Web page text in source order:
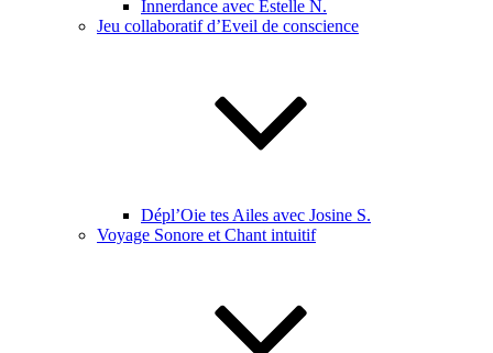
Innerdance avec Estelle N.
Jeu collaboratif d’Eveil de conscience
Dépl’Oie tes Ailes avec Josine S.
Voyage Sonore et Chant intuitif